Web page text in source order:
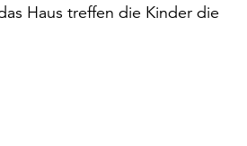
Haus treffen die Kinder die